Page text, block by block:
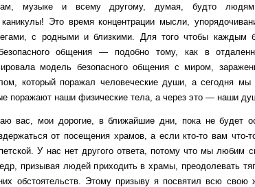
музыке и всему другому, думая, будто людям
Это время концентрации мысли,
с родными и близкими. Для того чтобы каждым
общения — подобно тому, как в
модель безопасного общения с миром,
который поражал человеческие души, а сегодня мы
поражают наши физические тела, а через это — наши
вас, мои дорогие, в ближайшие дни, пока не будет
от посещения храмов, а если кто-то вам что-
У нас нет другого ответа, потому что мы любим
призывая людей приходить в храмы, преодолевать
обстоятельств. Этому призыву я посвятил всю